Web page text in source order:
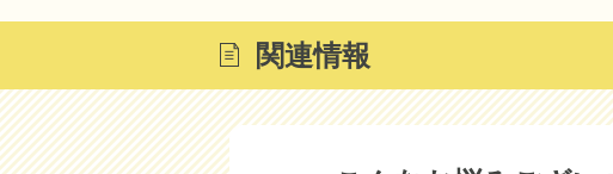
関連情報